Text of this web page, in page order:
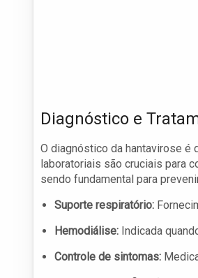
Diagnóstico e
O diagnóstico da hantavirose é
laboratoriais são cruciais para
sendo fundamental para
Suporte respiratório:
Hemodiálise: Indicada
Controle de sintomas: